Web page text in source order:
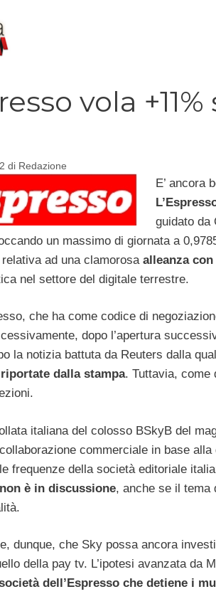
vola
di Redazione
E’ ancora
guidato da
un massimo di giornata a
ad una clamorosa alleanza
nel settore del digitale terrestre.
che ha come codice di
dopo l’apertura
la notizia battuta da Reuters dalla
dalla stampa. Tuttavia, come
italiana del colosso BSkyB del
commerciale in base
frequenze della società editoriale
è in discussione, anche se il tema
dunque, che Sky possa ancora
della pay tv. L’ipotesi avanzata da
dell’Espresso che detiene i